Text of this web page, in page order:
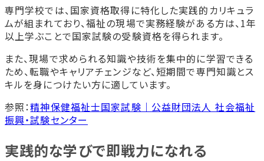
専門学校では、国家資格取得に特化した実践的カリキュラ
ムが組まれており、福祉の現場で実務経験がある方は、1年
以上学ぶことで国家試験の受験資格を得られます。
また、現場で求められる知識や技術を集中的に学習できる
ため、転職やキャリアチェンジなど、短期間で専門知識とス
キルを身につけたい方に適しています。
参照：精神保健福祉士国家試験｜公益財団法人 社会福祉
振興・試験センター
実践的な学びで即戦力になれる